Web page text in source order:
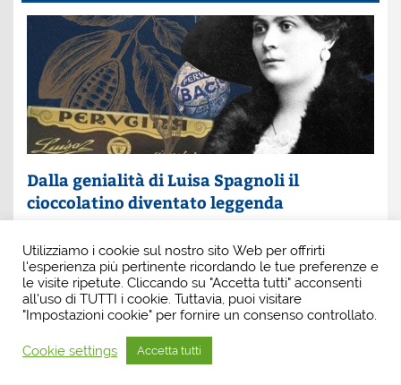
Dalla genialità di Luisa Spagnoli il
cioccolatino diventato leggenda
Spagnoli. È lei la donna che, con intuito e coraggio, ha
scritto una pagina indimenticabile della
Utilizziamo i cookie sul nostro sito Web per offrirti
l'esperienza più pertinente ricordando le tue preferenze e
le visite ripetute. Cliccando su "Accetta tutti" acconsenti
all'uso di TUTTI i cookie. Tuttavia, puoi visitare
"Impostazioni cookie" per fornire un consenso controllato.
Cookie settings Accetta tutti